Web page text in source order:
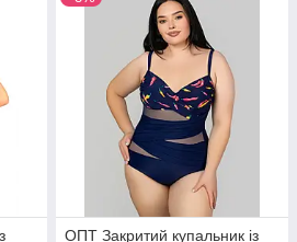
ОПТ Закритий купальник із